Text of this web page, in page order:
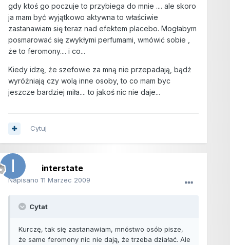
gdy ktoś go poczuje to przybiega do mnie .... ale skoro
ja mam być wyjątkowo aktywna to właściwie
zastanawiam się teraz nad efektem placebo. Mogłabym
posmarować się zwykłymi perfumami, wmówić sobie ,
że to feromony.... i co...
Kiedy idzę, że szefowie za mną nie przepadają, bądż
wyróżniają czy wolą inne osoby, to co mam byc
jeszcze bardziej miła.... to jakoś nic nie daje...
Cytuj
interstate
Napisano 11 Marzec 2009
Cytat
Kurczę, tak się zastanawiam, mnóstwo osób pisze,
że same feromony nic nie dają, że trzeba działać. Ale